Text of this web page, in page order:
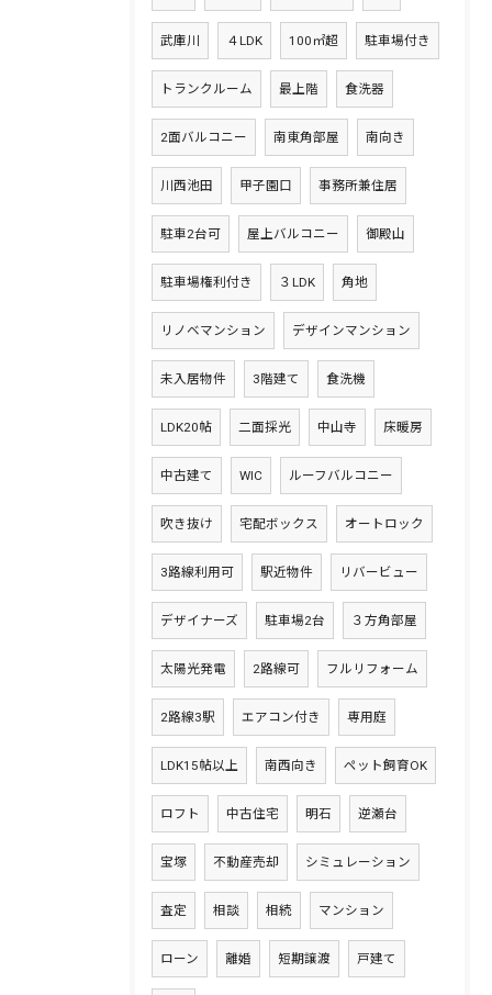
武庫川 ４LDK 100㎡超 駐車場付き
トランクルーム 最上階 食洗器
2面バルコニー 南東角部屋 南向き
川西池田 甲子園口 事務所兼住居
駐車2台可 屋上バルコニー 御殿山
駐車場権利付き ３LDK 角地
リノベマンション デザインマンション
未入居物件 3階建て 食洗機
LDK20帖 二面採光 中山寺 床暖房
中古建て WIC ルーフバルコニー
吹き抜け 宅配ボックス オートロック
3路線利用可 駅近物件 リバービュー
デザイナーズ 駐車場2台 ３方角部屋
太陽光発電 2路線可 フルリフォーム
2路線3駅 エアコン付き 専用庭
LDK15帖以上 南西向き ペット飼育OK
ロフト 中古住宅 明石 逆瀬台
宝塚 不動産売却 シミュレーション
査定 相談 相続 マンション
ローン 離婚 短期譲渡 戸建て